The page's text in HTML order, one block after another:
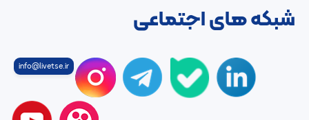
شبکه های اجتماعی
info@livetse.ir